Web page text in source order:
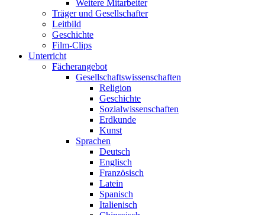
Weitere Mitarbeiter
Träger und Gesellschafter
Leitbild
Geschichte
Film-Clips
Unterricht
Fächerangebot
Gesellschaftswissenschaften
Religion
Geschichte
Sozialwissenschaften
Erdkunde
Kunst
Sprachen
Deutsch
Englisch
Französisch
Latein
Spanisch
Italienisch